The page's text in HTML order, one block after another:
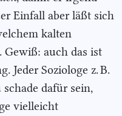
Einfall aber läßt sich
kalten
auch das ist
Jeder Soziologe z. B.
dafür sein,
vielleicht